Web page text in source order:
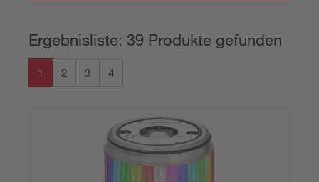
Ergebnisliste: 39 Produkte gefunden
1 2 3 4